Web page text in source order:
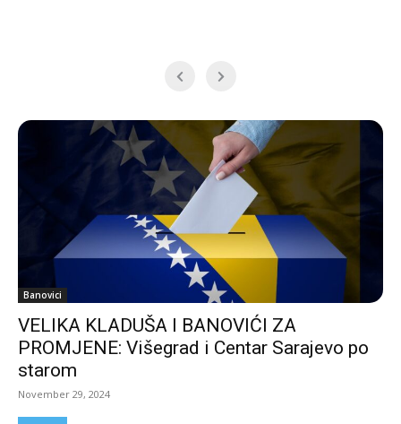
Banovici
VELIKA KLADUŠA I BANOVIĆI ZA
PROMJENE: Višegrad i Centar Sarajevo po
starom
November 29, 2024